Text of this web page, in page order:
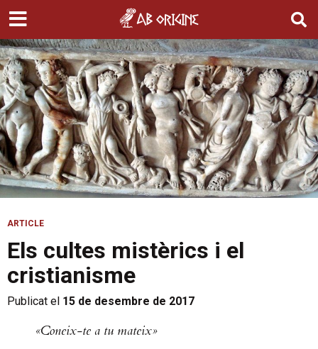
ARTICLE
Els cultes mistèrics i el
cristianisme
Publicat el 15 de desembre de 2017
«Coneix-te a tu mateix»